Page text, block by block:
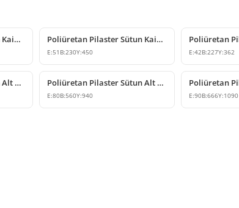
Poliüretan Pilaster Sütun Kaidesi Modelleri Poliüretan Pilaster Sütun Kaidesi ve Başlığı
E:51 B:230Y:450 E:42B:227Y:362
Poliüretan Pilaster Sütun Alt Kaidesi ve Taban Dekoru Poliüretan Pilaster Sütun Alt Kaidesi Modelleri P5050B
E:80B:560Y:940 E:90B:666Y:1090